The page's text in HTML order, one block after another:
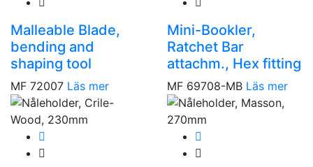
Malleable Blade,
bending and
shaping tool
MF 72007 Läs mer
Mini-Bookler,
Ratchet Bar
attachm., Hex fitting
MF 69708-MB Läs mer